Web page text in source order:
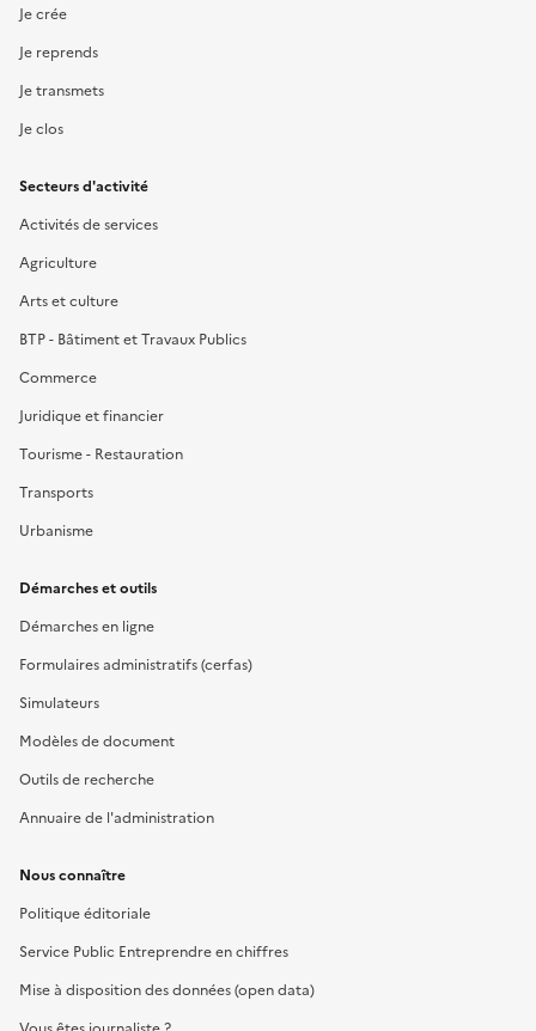
Je crée
Je reprends
Je transmets
Je clos
Secteurs d'activité
Activités de services
Agriculture
Arts et culture
BTP - Bâtiment et Travaux Publics
Commerce
Juridique et financier
Tourisme - Restauration
Transports
Urbanisme
Démarches et outils
Démarches en ligne
Formulaires administratifs (cerfas)
Simulateurs
Modèles de document
Outils de recherche
Annuaire de l'administration
Nous connaître
Politique éditoriale
Service Public Entreprendre en chiffres
Mise à disposition des données (open data)